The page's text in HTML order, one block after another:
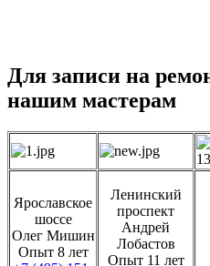
Для записи на
нашим мастерам
Ярославское
шоссе
Олег Мишин
Опыт 8 лет
Ленинский
проспект
Андрей
Лобастов
Опыт 11 лет